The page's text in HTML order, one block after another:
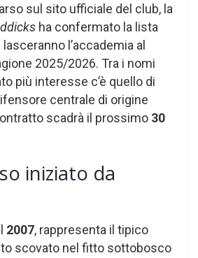
sul sito ufficiale del club, la
ha confermato la lista
l’accademia al
2025/2026. Tra i nomi
più interesse c’è quello di
centrale di origine
scadrà il prossimo 30
iniziato da
2007, rappresenta il tipico
scovato nel fitto sottobosco